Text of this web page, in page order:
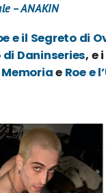
– ANAKIN
e il Segreto di
Daninseries, e
e Roe e